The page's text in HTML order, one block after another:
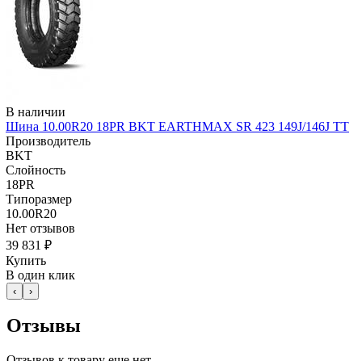
В наличии
Шина 10.00R20 18PR BKT EARTHMAX SR 423 149J/146J TT
Производитель
BKT
Слойность
18PR
Типоразмер
10.00R20
Нет отзывов
39 831 ₽
Купить
В один клик
‹ ›
Отзывы